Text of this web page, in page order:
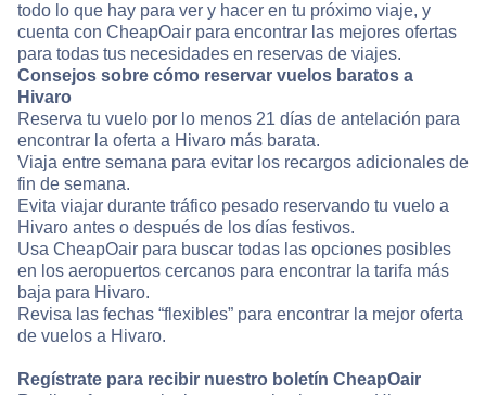
todo lo que hay para ver y hacer en tu próximo viaje, y
cuenta con CheapOair para encontrar las mejores ofertas
para todas tus necesidades en reservas de viajes.
Consejos sobre cómo reservar vuelos baratos a
Hivaro
Reserva tu vuelo por lo menos 21 días de antelación para
encontrar la oferta a Hivaro más barata.
Viaja entre semana para evitar los recargos adicionales de
fin de semana.
Evita viajar durante tráfico pesado reservando tu vuelo a
Hivaro antes o después de los días festivos.
Usa CheapOair para buscar todas las opciones posibles
en los aeropuertos cercanos para encontrar la tarifa más
baja para Hivaro.
Revisa las fechas “flexibles” para encontrar la mejor oferta
de vuelos a Hivaro.
Regístrate para recibir nuestro boletín CheapOair